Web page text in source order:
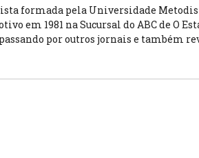
formada pela Universidade
em 1981 na Sucursal do ABC de O
por outros jornais e também